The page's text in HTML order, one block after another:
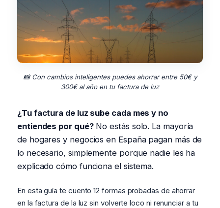
📸 Con cambios inteligentes puedes ahorrar entre 50€ y
300€ al año en tu factura de luz
¿Tu factura de luz sube cada mes y no
entiendes por qué?No estás solo. La mayoría
de hogares y negocios en España pagan más de
lo necesario, simplemente porque nadie les ha
explicado cómo funciona el sistema.
En esta guía te cuento 12 formas probadas de ahorrar
en la factura de la luz sin volverte loco ni renunciar a tu